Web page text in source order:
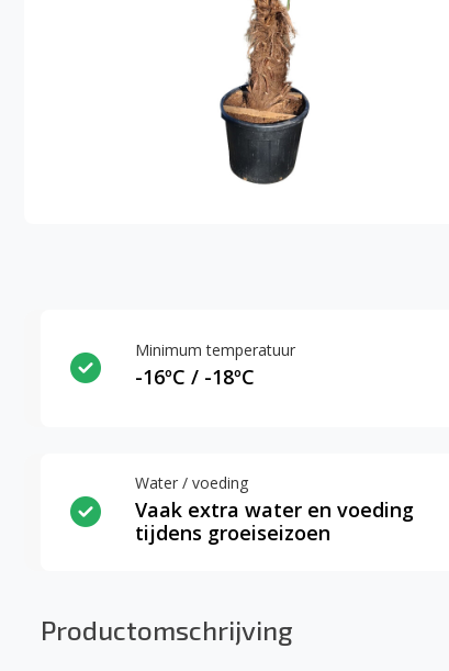
Minimum temperatuur
-16ºC / -18ºC
Water / voeding
Vaak extra water en voeding
tijdens groeiseizoen
Productomschrijving